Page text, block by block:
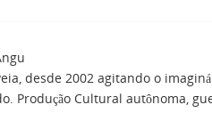
desde 2002 agitando o
Produção Cultural autônoma,